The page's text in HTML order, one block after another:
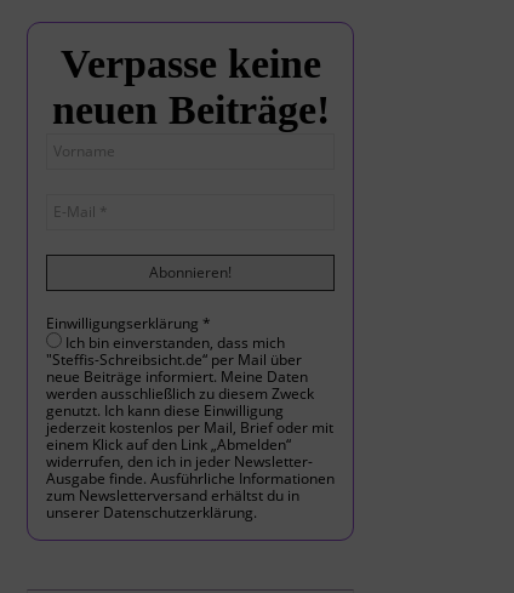
Verpasse keine
neuen Beiträge!
Einwilligungserklärung *
Ich bin einverstanden, dass mich
"Steffis-Schreibsicht.de“ per Mail über
neue Beiträge informiert. Meine Daten
werden ausschließlich zu diesem Zweck
genutzt. Ich kann diese Einwilligung
jederzeit kostenlos per Mail, Brief oder mit
einem Klick auf den Link „Abmelden“
widerrufen, den ich in jeder Newsletter-
Ausgabe finde. Ausführliche Informationen
zum Newsletterversand erhältst du in
unserer Datenschutzerklärung.